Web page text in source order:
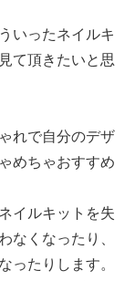
いったネイルキ
て頂きたいと思
れで自分のデザ
めちゃおすすめ
イルキットを失
なくなったり、
ったりします。